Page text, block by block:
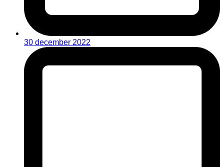
30 december 2022